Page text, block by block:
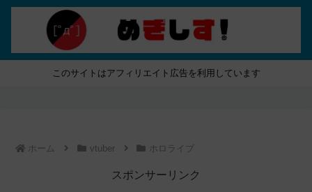
このサイトはアフィリエイト広告を利用しています
ホーム vtuber ホロライブ
スポンサーリンク